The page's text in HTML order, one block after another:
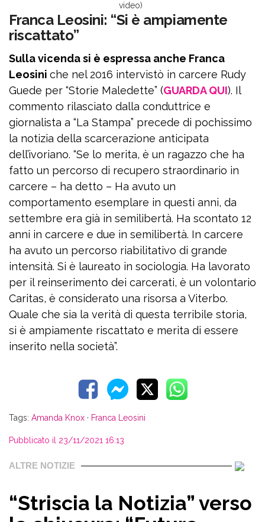
video)
Franca Leosini: “Si è ampiamente
riscattato”
Sulla vicenda si è espressa anche Franca
Leosini che nel 2016 intervistò in carcere Rudy
Guede per “Storie Maledette” (GUARDA QUI). Il
commento rilasciato dalla conduttrice e
giornalista a “La Stampa” precede di pochissimo
la notizia della scarcerazione anticipata
dell’ivoriano. “Se lo merita, è un ragazzo che ha
fatto un percorso di recupero straordinario in
carcere – ha detto – Ha avuto un
comportamento esemplare in questi anni, da
settembre era già in semilibertà. Ha scontato 12
anni in carcere e due in semilibertà. In carcere
ha avuto un percorso riabilitativo di grande
intensità. Si è laureato in sociologia. Ha lavorato
per il reinserimento dei carcerati, è un volontario
Caritas, è considerato una risorsa a Viterbo.
Quale che sia la verità di questa terribile storia,
si è ampiamente riscattato e merita di essere
inserito nella società”.
Tags: Amanda Knox · Franca Leosini
Pubblicato il 23/11/2021 16:13
ALTRE NOTIZIE
“Striscia la Notizia” verso